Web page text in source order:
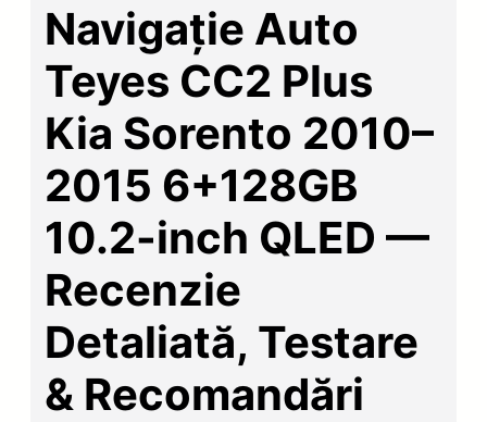
Navigație Auto
Teyes CC2 Plus
Kia Sorento 2010–
2015 6+128GB
10.2-inch QLED —
Recenzie
Detaliată, Testare
& Recomandări